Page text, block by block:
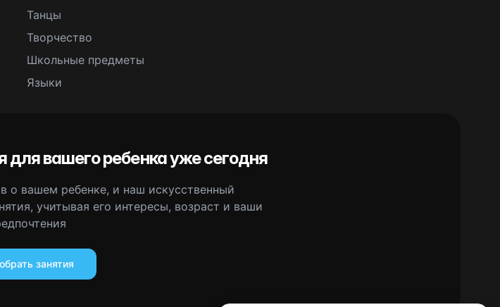
Танцы
Творчество
Школьные предметы
Языки
для вашего ребенка уже сегодня
о вашем ребенке, и наш искусственный
учитывая его интересы, возраст и ваши
занятия